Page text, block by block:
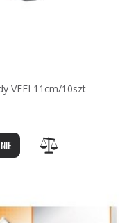
VEFI 11cm/10szt